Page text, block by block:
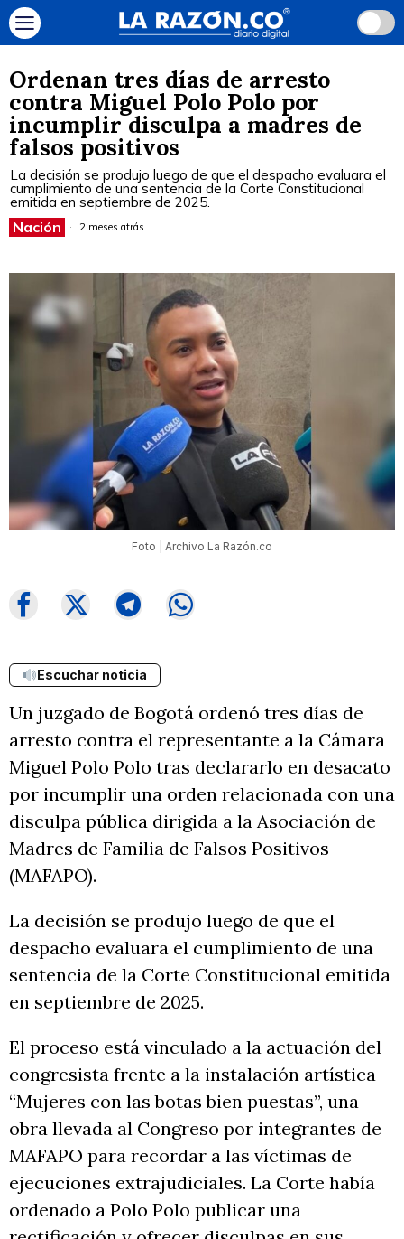
Ordenan tres días de arresto
contra Miguel Polo Polo por
incumplir disculpa a madres de
falsos positivos
La decisión se produjo luego de que el despacho evaluara el
cumplimiento de una sentencia de la Corte Constitucional
emitida en septiembre de 2025.
Nación 2 meses atrás
Foto | Archivo La Razón.co
Escuchar noticia
Un juzgado de Bogotá ordenó tres días de
arresto contra el representante a la Cámara
Miguel Polo Polo tras declararlo en desacato
por incumplir una orden relacionada con una
disculpa pública dirigida a la Asociación de
Madres de Familia de Falsos Positivos
(MAFAPO).
La decisión se produjo luego de que el
despacho evaluara el cumplimiento de una
sentencia de la Corte Constitucional emitida
en septiembre de 2025.
El proceso está vinculado a la actuación del
congresista frente a la instalación artística
“Mujeres con las botas bien puestas”, una
obra llevada al Congreso por integrantes de
MAFAPO para recordar a las víctimas de
ejecuciones extrajudiciales. La Corte había
ordenado a Polo Polo publicar una